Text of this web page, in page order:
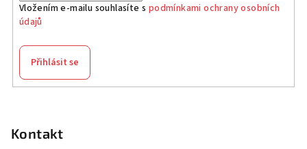
Vložením e-mailu souhlasíte s podmínkami ochrany osobních
údajů
Přihlásit se
Kontakt